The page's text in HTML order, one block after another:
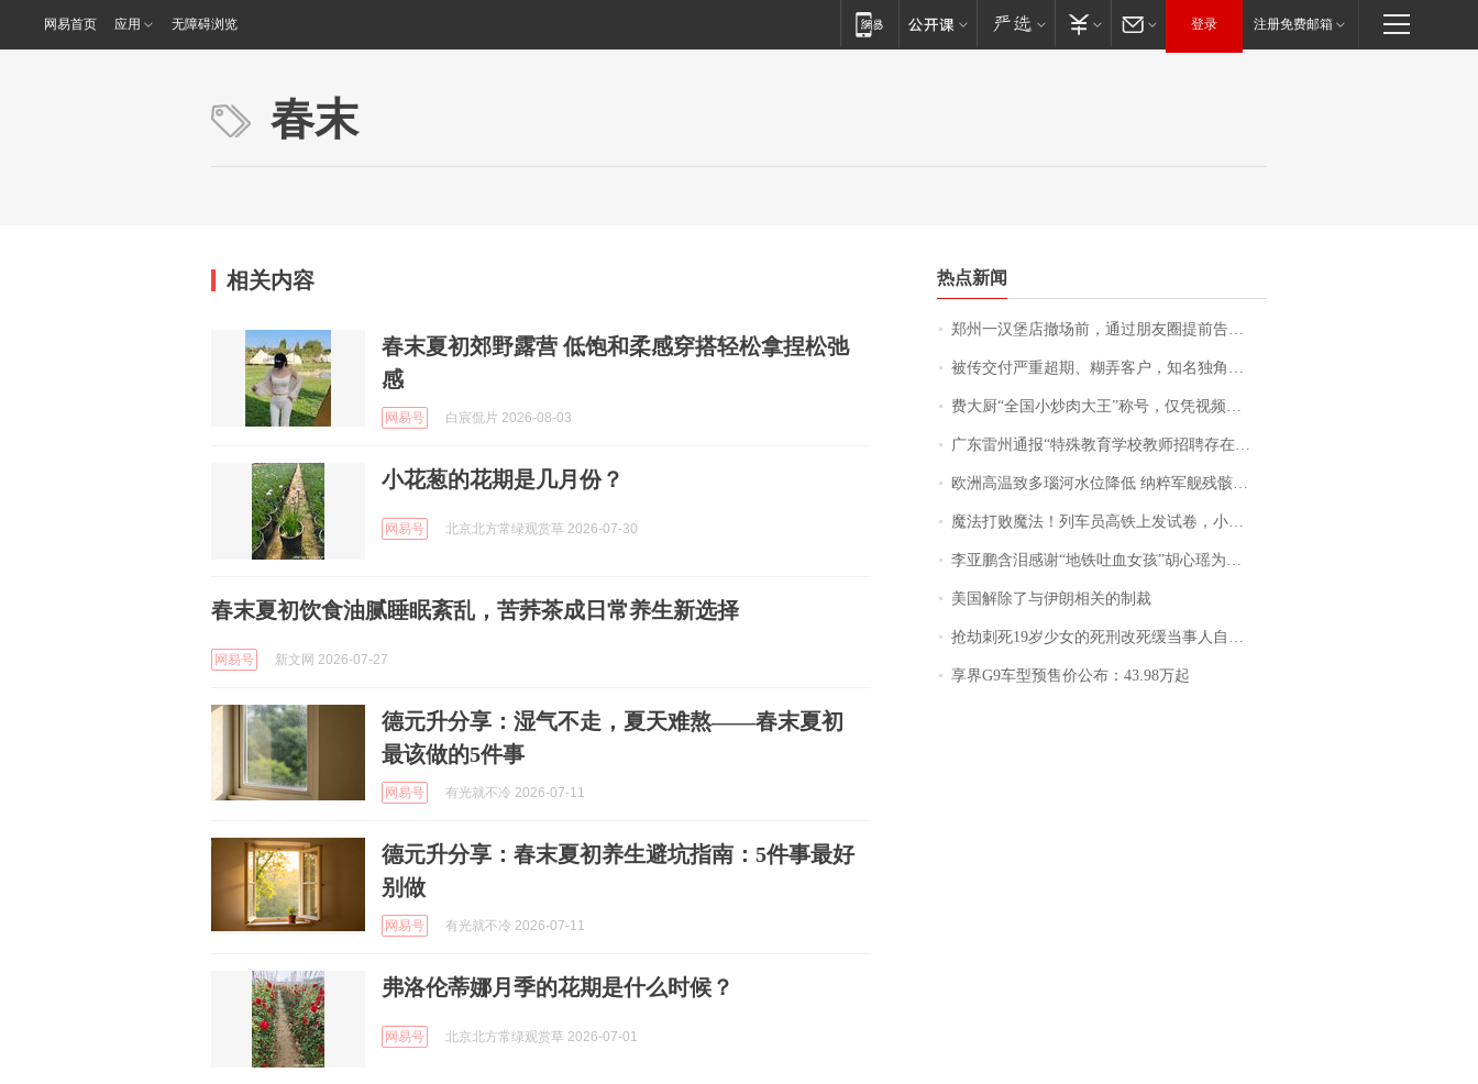
网易首页 应用 无障碍浏览 登录 注册免费邮箱
春末
相关内容
春末夏初郊野露营 低饱和柔感穿搭轻松拿捏松弛
感
网易号 白宸侃片 2026-08-03
小花葱的花期是几月份？
网易号 北京北方常绿观赏草 2026-07-30
春末夏初饮食油腻睡眠紊乱，苦荞茶成日常养生新选择
网易号 新文网 2026-07-27
德元升分享：湿气不走，夏天难熬——春末夏初
最该做的5件事
网易号 有光就不冷 2026-07-11
德元升分享：春末夏初养生避坑指南：5件事最好
别做
网易号 有光就不冷 2026-07-11
弗洛伦蒂娜月季的花期是什么时候？
网易号 北京北方常绿观赏草 2026-07-01
热点新闻
郑州一汉堡店撤场前，通过朋友圈提前告知逐一退费，有顾客仅剩1元也全被退回，分文不少；顾客：言而有信，让人感动
被传交付严重超期、糊弄客户，知名独角兽车企创始人回应：都没证据，将依法采取措施，“本人长期与美国交管局保持沟通，对方表示肯定”
费大厨“全国小炒肉大王”称号，仅凭视频评出？中国烹饪协会回应
广东雷州通报“特殊教育学校教师招聘存在违规行为”：已启动问责程序 副校长被停职
欧洲高温致多瑙河水位降低 纳粹军舰残骸重见天日
魔法打败魔法！列车员高铁上发试卷，小朋友一秒静音，12306回应：列车员个人行为，不是铁路规定
李亚鹏含泪感谢“地铁吐血女孩”胡心瑶为嫣然天使捐99999元：这份捐赠太沉重，尊重其捐赠意愿，个人向胡心瑶和她的病友之家各捐赠99999元
美国解除了与伊朗相关的制裁
抢劫刺死19岁少女的死刑改死缓当事人自述：出狱11年间始终刻意躲避被害人家属
享界G9车型预售价公布：43.98万起